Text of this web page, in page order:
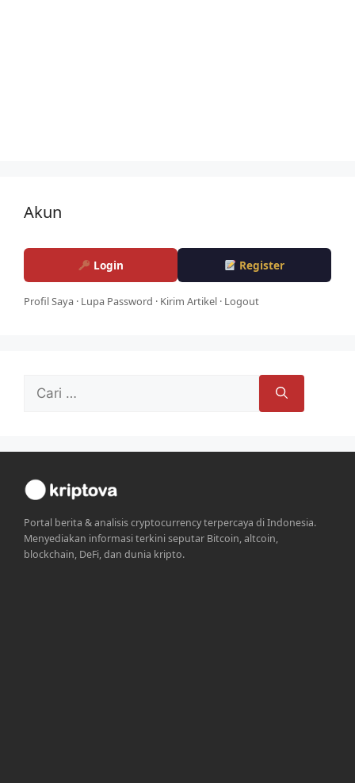
Akun
Login Register
Profil Saya · Lupa Password · Kirim Artikel · Logout
untuk:
Portal berita & analisis cryptocurrency terpercaya di Indonesia.
Menyediakan informasi terkini seputar Bitcoin, altcoin,
blockchain, DeFi, dan dunia kripto.